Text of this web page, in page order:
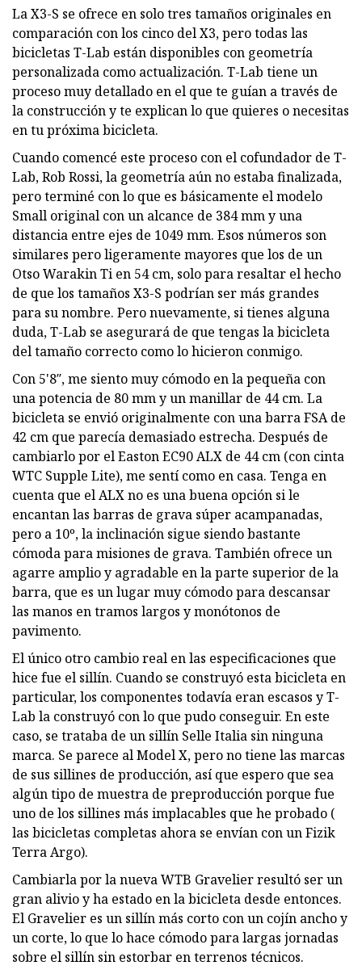
La X3-S se ofrece en solo tres tamaños originales en
comparación con los cinco del X3, pero todas las
bicicletas T-Lab están disponibles con geometría
personalizada como actualización. T-Lab tiene un
proceso muy detallado en el que te guían a través de
la construcción y te explican lo que quieres o necesitas
en tu próxima bicicleta.
Cuando comencé este proceso con el cofundador de T-
Lab, Rob Rossi, la geometría aún no estaba finalizada,
pero terminé con lo que es básicamente el modelo
Small original con un alcance de 384 mm y una
distancia entre ejes de 1049 mm. Esos números son
similares pero ligeramente mayores que los de un
Otso Warakin Ti en 54 cm, solo para resaltar el hecho
de que los tamaños X3-S podrían ser más grandes
para su nombre. Pero nuevamente, si tienes alguna
duda, T-Lab se asegurará de que tengas la bicicleta
del tamaño correcto como lo hicieron conmigo.
Con 5'8″, me siento muy cómodo en la pequeña con
una potencia de 80 mm y un manillar de 44 cm. La
bicicleta se envió originalmente con una barra FSA de
42 cm que parecía demasiado estrecha. Después de
cambiarlo por el Easton EC90 ALX de 44 cm (con cinta
WTC Supple Lite), me sentí como en casa. Tenga en
cuenta que el ALX no es una buena opción si le
encantan las barras de grava súper acampanadas,
pero a 10º, la inclinación sigue siendo bastante
cómoda para misiones de grava. También ofrece un
agarre amplio y agradable en la parte superior de la
barra, que es un lugar muy cómodo para descansar
las manos en tramos largos y monótonos de
pavimento.
El único otro cambio real en las especificaciones que
hice fue el sillín. Cuando se construyó esta bicicleta en
particular, los componentes todavía eran escasos y T-
Lab la construyó con lo que pudo conseguir. En este
caso, se trataba de un sillín Selle Italia sin ninguna
marca. Se parece al Model X, pero no tiene las marcas
de sus sillines de producción, así que espero que sea
algún tipo de muestra de preproducción porque fue
uno de los sillines más implacables que he probado (
las bicicletas completas ahora se envían con un Fizik
Terra Argo).
Cambiarla por la nueva WTB Gravelier resultó ser un
gran alivio y ha estado en la bicicleta desde entonces.
El Gravelier es un sillín más corto con un cojín ancho y
un corte, lo que lo hace cómodo para largas jornadas
sobre el sillín sin estorbar en terrenos técnicos.